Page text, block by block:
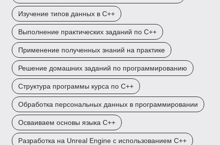
Изучение типов данных в C++
Выполнение практических заданий по C++
Применение полученных знаний на практике
Решение домашних заданий по программированию
Структура программы курса по C++
Обработка персональных данных в программировании
Осваиваем основы языка C++
Разработка на Unreal Engine с использованием C++